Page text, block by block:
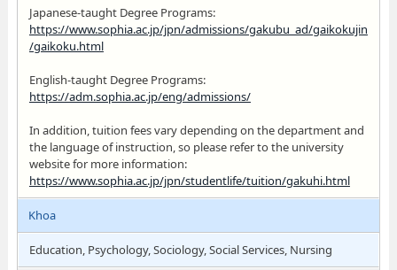
Japanese-taught Degree Programs:
https://www.sophia.ac.jp/jpn/admissions/gakubu_ad/gaikokujin
/gaikoku.html
English-taught Degree Programs:
https://adm.sophia.ac.jp/eng/admissions/
In addition, tuition fees vary depending on the department and
the language of instruction, so please refer to the university
website for more information:
https://www.sophia.ac.jp/jpn/studentlife/tuition/gakuhi.html
Khoa
Education, Psychology, Sociology, Social Services, Nursing